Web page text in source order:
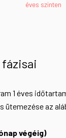
éves szinten
1 éves
ütemezése az
végéig)